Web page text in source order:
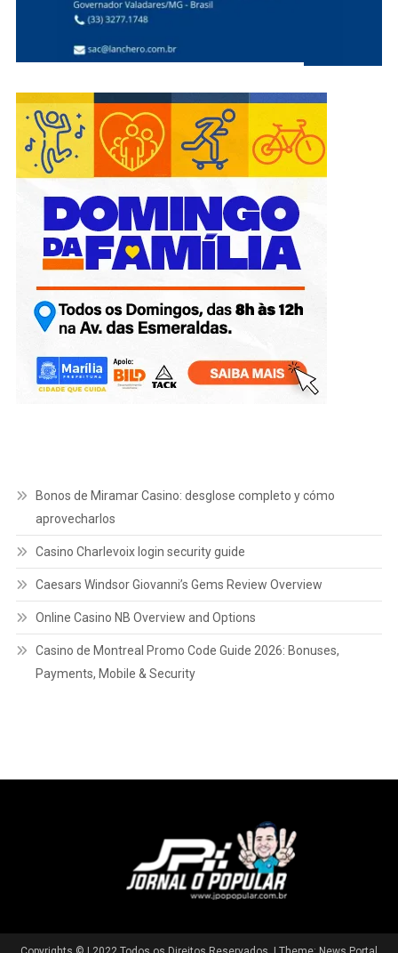
Bonos de Miramar Casino: desglose completo y cómo
aprovecharlos
Casino Charlevoix login security guide
Caesars Windsor Giovanni’s Gems Review Overview
Online Casino NB Overview and Options
Casino de Montreal Promo Code Guide 2026: Bonuses,
Payments, Mobile & Security